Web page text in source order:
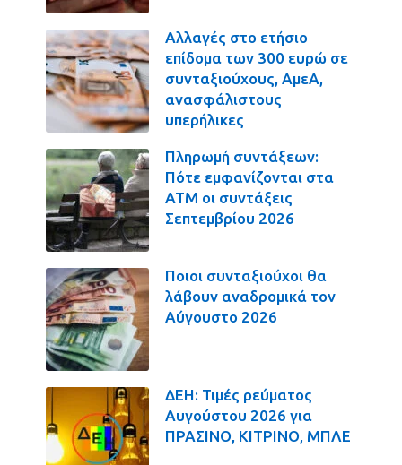
Αλλαγές στο ετήσιο
επίδομα των 300 ευρώ σε
συνταξιούχους, ΑμεΑ,
ανασφάλιστους
υπερήλικες
Πληρωμή συντάξεων:
Πότε εμφανίζονται στα
ΑΤΜ οι συντάξεις
Σεπτεμβρίου 2026
Ποιοι συνταξιούχοι θα
λάβουν αναδρομικά τον
Αύγουστο 2026
ΔΕΗ: Τιμές ρεύματος
Αυγούστου 2026 για
ΠΡΑΣΙΝΟ, ΚΙΤΡΙΝΟ, ΜΠΛΕ